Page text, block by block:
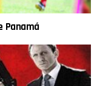
Panamá